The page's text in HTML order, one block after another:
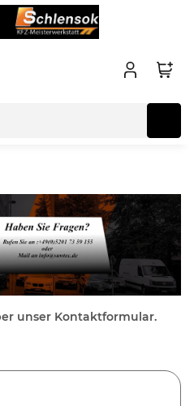
unser Kontaktformular.